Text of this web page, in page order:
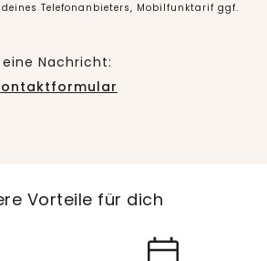
Telefonanbieters, Mobilfunktarif ggf.
Nachricht:
Vorteile für dich